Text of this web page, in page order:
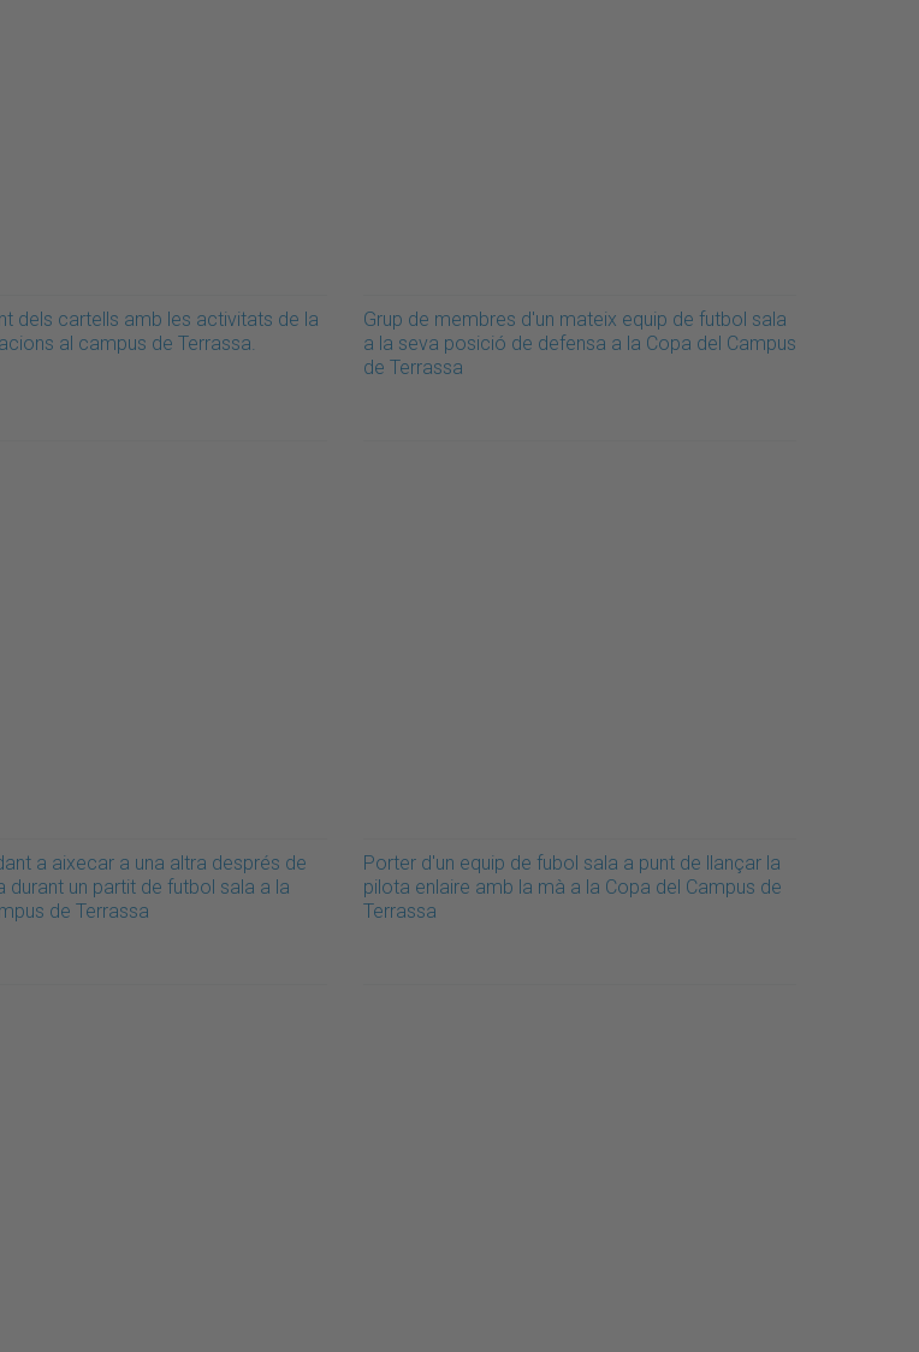
dels cartells amb les activitats de la
al campus de Terrassa.
Grup de membres d'un mateix equip de futbol sala
a la seva posició de defensa a la Copa del Campus
de Terrassa
a aixecar a una altra després de
durant un partit de futbol sala a la
de Terrassa
Porter d'un equip de fubol sala a punt de llançar la
pilota enlaire amb la mà a la Copa del Campus de
Terrassa